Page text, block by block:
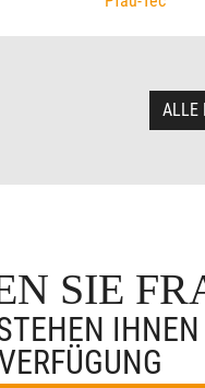
ALLE
SIE
IHNEN